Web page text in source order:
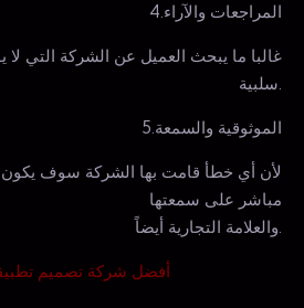
4.المراجعات والآراء
سلبية.
5.الموثوقية والسمعة
مباشر على سمعتها
والعلامة التجارية أيضاً.
أفضل شركة تصميم